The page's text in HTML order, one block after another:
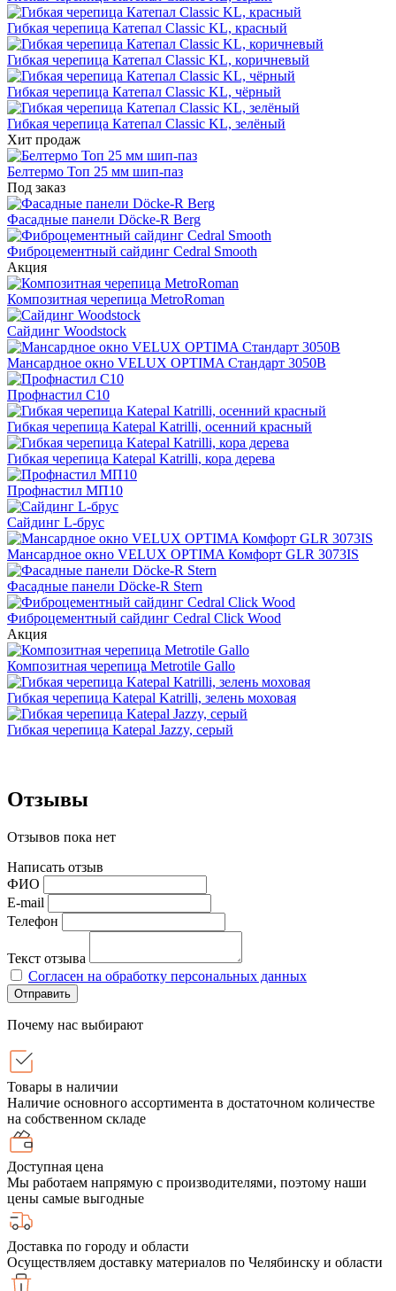
Гибкая черепица Катепал Classic KL, красный
Гибкая черепица Катепал Classic KL, коричневый
Гибкая черепица Катепал Classic KL, чёрный
Гибкая черепица Катепал Classic KL, зелёный
Хит продаж
Белтермо Топ 25 мм шип-паз
Под заказ
Фасадные панели Döcke-R Berg
Фиброцементный сайдинг Cedral Smooth
Акция
Композитная черепица MetroRoman
Cайдинг Woodstock
Мансардное окно VELUX OPTIMA Стандарт 3050B
Профнастил С10
Гибкая черепица Katepal Katrilli, осенний красный
Гибкая черепица Katepal Katrilli, кора дерева
Профнастил МП10
Сайдинг L-брус
Мансардное окно VELUX OPTIMA Комфорт GLR 3073IS
Фасадные панели Döcke-R Stern
Фиброцементный сайдинг Cedral Click Wood
Акция
Композитная черепица Metrotile Gallo
Гибкая черепица Katepal Katrilli, зелень моховая
Гибкая черепица Katepal Jazzy, серый
Отзывы
Отзывов пока нет
Написать отзыв
ФИО
E-mail
Телефон
Текст отзыва
Согласен на обработку персональных данных
Отправить
Почему нас выбирают
Товары в наличии
Наличие основного ассортимента в достаточном количестве
на собственном складе
Доступная цена
Мы работаем напрямую с производителями, поэтому наши
цены самые выгодные
Доставка по городу и области
Осуществляем доставку материалов по Челябинску и области